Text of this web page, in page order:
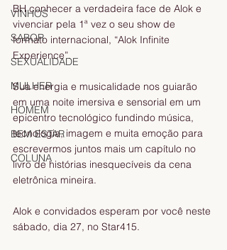
VINHOS
SABOR
SEXUALIDADE
MULHER
HOMEM
BEM ESTAR
COLUNA
BH conhecer a verdadeira face de Alok e
vivenciar pela 1ª vez o seu show de
formato internacional, “Alok Infinite
Experience”.
Sua energia e musicalidade nos guiarão
em uma noite imersiva e sensorial em um
epicentro tecnológico fundindo música,
tecnologia, imagem e muita emoção para
escrevermos juntos mais um capítulo no
livro de histórias inesquecíveis da cena
eletrônica mineira.
Alok e convidados esperam por você neste
sábado, dia 27, no Star415.